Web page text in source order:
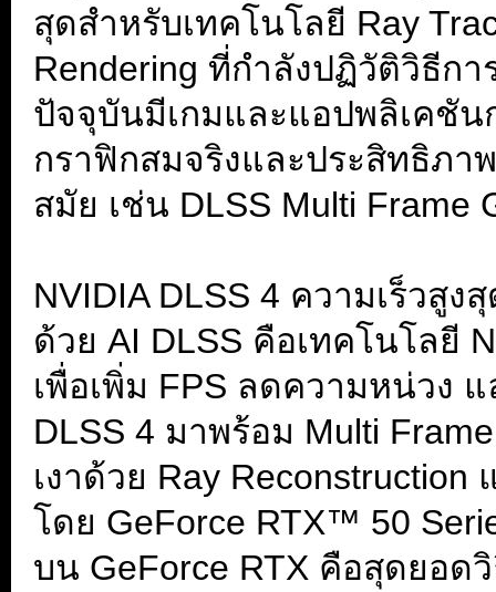
สุดสำหรับเทคโนโลยี Ray
Rendering ที่กำลังปฏิวัติวิธีก
ปัจจุบันมีเกมและแอปพลิเคชัน
กราฟิกสมจริงและประสิทธิภา
สมัย เช่น DLSS Multi Frame
NVIDIA DLSS 4 ความเร็วสู
ด้วย AI DLSS คือเทคโนโลยี
เพื่อเพิ่ม FPS ลดความหน่วง
DLSS 4 มาพร้อม Multi
เงาด้วย Ray
โดย GeForce RTX™ 50
บน GeForce RTX คือสุดยอด